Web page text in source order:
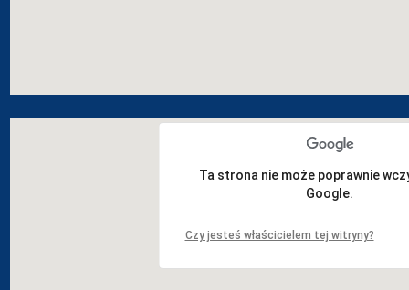
Ta strona nie może poprawnie
Google.
Czy jesteś właścicielem tej witryny?